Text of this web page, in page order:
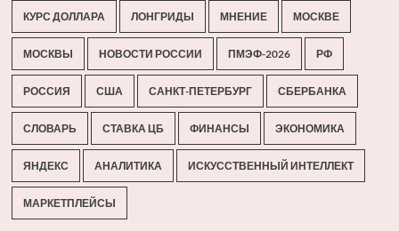
КУРС ДОЛЛАРА ЛОНГРИДЫ МНЕНИЕ МОСКВЕ
МОСКВЫ НОВОСТИ РОССИИ ПМЭФ-2026 РФ
РОССИЯ США САНКТ-ПЕТЕРБУРГ СБЕРБАНКА
СЛОВАРЬ СТАВКА ЦБ ФИНАНСЫ ЭКОНОМИКА
ЯНДЕКС АНАЛИТИКА ИСКУССТВЕННЫЙ ИНТЕЛЛЕКТ
МАРКЕТПЛЕЙСЫ